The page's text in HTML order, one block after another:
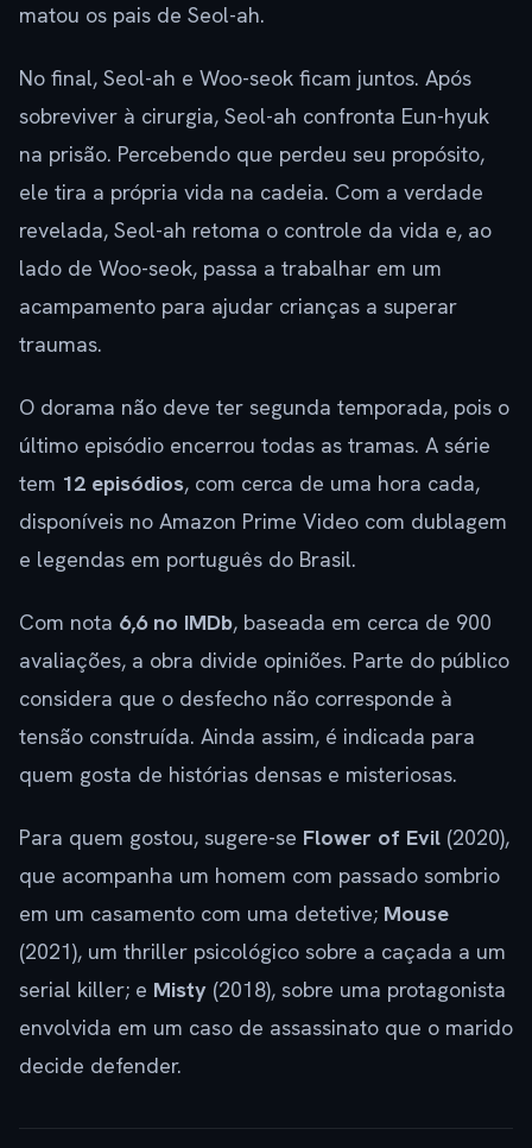
matou os pais de Seol-ah.
No final, Seol-ah e Woo-seok ficam juntos. Após
sobreviver à cirurgia, Seol-ah confronta Eun-hyuk
na prisão. Percebendo que perdeu seu propósito,
ele tira a própria vida na cadeia. Com a verdade
revelada, Seol-ah retoma o controle da vida e, ao
lado de Woo-seok, passa a trabalhar em um
acampamento para ajudar crianças a superar
traumas.
O dorama não deve ter segunda temporada, pois o
último episódio encerrou todas as tramas. A série
tem 12 episódios, com cerca de uma hora cada,
disponíveis no Amazon Prime Video com dublagem
e legendas em português do Brasil.
Com nota 6,6 no IMDb, baseada em cerca de 900
avaliações, a obra divide opiniões. Parte do público
considera que o desfecho não corresponde à
tensão construída. Ainda assim, é indicada para
quem gosta de histórias densas e misteriosas.
Para quem gostou, sugere-se Flower of Evil (2020),
que acompanha um homem com passado sombrio
em um casamento com uma detetive; Mouse
(2021), um thriller psicológico sobre a caçada a um
serial killer; e Misty (2018), sobre uma protagonista
envolvida em um caso de assassinato que o marido
decide defender.